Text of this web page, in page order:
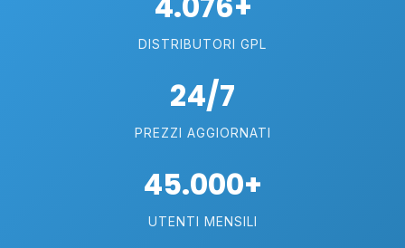
DISTRIBUTORI GPL
24/7
PREZZI AGGIORNATI
45.000+
UTENTI MENSILI